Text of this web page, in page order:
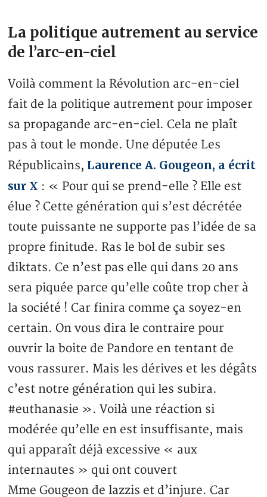
La politique autrement au service
de l’arc-en-ciel
Voilà comment la Révolution arc-en-ciel
fait de la politique autrement pour imposer
sa propagande arc-en-ciel. Cela ne plaît
pas à tout le monde. Une députée Les
Républicains, Laurence A. Gougeon, a écrit
sur X : « Pour qui se prend-elle ? Elle est
élue ? Cette génération qui s’est décrétée
toute puissante ne supporte pas l’idée de sa
propre finitude. Ras le bol de subir ses
diktats. Ce n’est pas elle qui dans 20 ans
sera piquée parce qu’elle coûte trop cher à
la société ! Car finira comme ça soyez-en
certain. On vous dira le contraire pour
ouvrir la boite de Pandore en tentant de
vous rassurer. Mais les dérives et les dégâts
c’est notre génération qui les subira.
#euthanasie ». Voilà une réaction si
modérée qu’elle en est insuffisante, mais
qui apparaît déjà excessive « aux
internautes » qui ont couvert
Mme Gougeon de lazzis et d’injure. Car